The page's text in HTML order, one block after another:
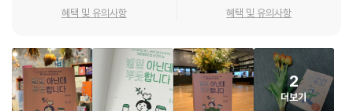
되었다. 제로웨이스터로 사는 덕분에!
‘제로웨이스트’는 폐기물 배출량을 줄여서 0(제로)에 가까워질 수 있도록
하는 생활 방식을 말한다. 지구 환경에 대한 관심이 높아지면서 제로웨이
스트에 대한 관심은 나날이 높아지고 있지만, 각종 포장재와 일회용품, 끝
없이 쏟아지는 신상품에 둘러싸여 풍요로운 삶을 사는 현대인들이 도전하
혜택 및 유의사항 혜택 및 유의사항
2
더보기